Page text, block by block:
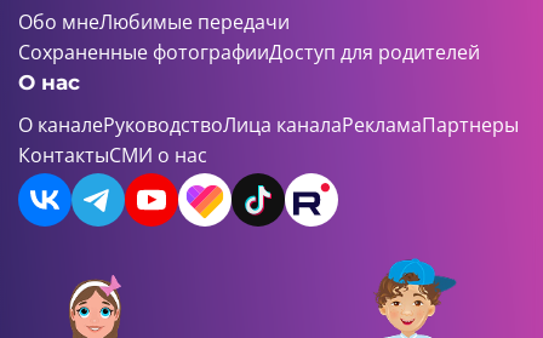
Обо мнеЛюбимые передачи
Сохраненные фотографииДоступ для родителей
О нас
О каналеРуководствоЛица каналаРекламаПартнеры
КонтактыСМИ о нас